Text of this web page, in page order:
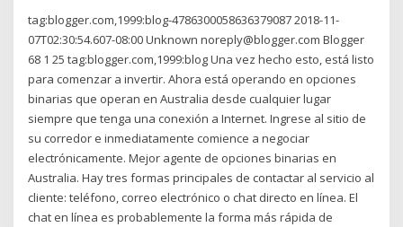
tag:blogger.com,1999:blog-4786300058636379087 2018-11-
07T02:30:54.607-08:00 Unknown noreply@blogger.com Blogger
68 1 25 tag:blogger.com,1999:blog Una vez hecho esto, está listo
para comenzar a invertir. Ahora está operando en opciones
binarias que operan en Australia desde cualquier lugar
siempre que tenga una conexión a Internet. Ingrese al sitio de
su corredor e inmediatamente comience a negociar
electrónicamente. Mejor agente de opciones binarias en
Australia. Hay tres formas principales de contactar al servicio al
cliente: teléfono, correo electrónico o chat directo en línea. El
chat en línea es probablemente la forma más rápida de